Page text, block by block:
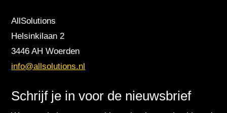
AllSolutions
Helsinkilaan 2
3446 AH Woerden
info@allsolutions.nl
Schrijf je in voor de nieuwsbrief